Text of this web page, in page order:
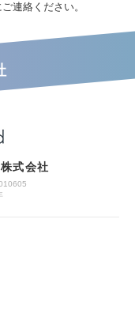
連絡ください。
式会社